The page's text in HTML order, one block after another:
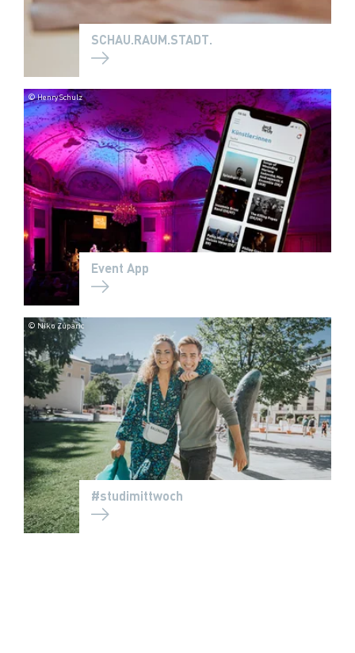
SCHAU.RAUM.STADT.
© Henry Schulz
Event App
© Niko Zuparic
#studimittwoch